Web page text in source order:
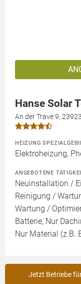
Hanse Solar
An der Trave 9,
HEIZUNG
Elektroheizung,
ANGEBOTENE
Neuinstallation /
Reinigung /
Wartung /
Batterie, Nur
Nur Material (z.B.
Jetzt Betriebe